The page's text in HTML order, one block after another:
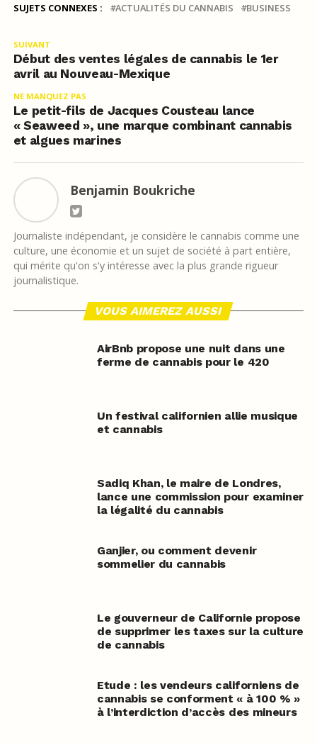
SUJETS CONNEXES : ACTUALITÉS DU CANNABIS BUSINESS
SUIVANT
Début des ventes légales de cannabis le 1er
avril au Nouveau-Mexique
NE MANQUEZ PAS
Le petit-fils de Jacques Cousteau lance
« Seaweed », une marque combinant cannabis
et algues marines
Benjamin Boukriche
Journaliste indépendant, je considère le cannabis comme une
culture, une économie et un sujet de société à part entière,
qui mérite qu'on s'y intéresse avec la plus grande rigueur
journalistique.
VOUS AIMEREZ AUSSI
AirBnb propose une nuit dans une
ferme de cannabis pour le 420
Un festival californien allie musique
et cannabis
Sadiq Khan, le maire de Londres,
lance une commission pour examiner
la légalité du cannabis
Ganjier, ou comment devenir
sommelier du cannabis
Le gouverneur de Californie propose
de supprimer les taxes sur la culture
de cannabis
Etude : les vendeurs californiens de
cannabis se conforment « à 100 % »
à l’interdiction d’accès des mineurs